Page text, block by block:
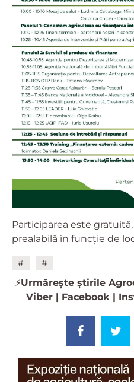
Participarea este
prealabilă în funcție de
# #
⚡️Urmărește știrile
Viber | Facebook |